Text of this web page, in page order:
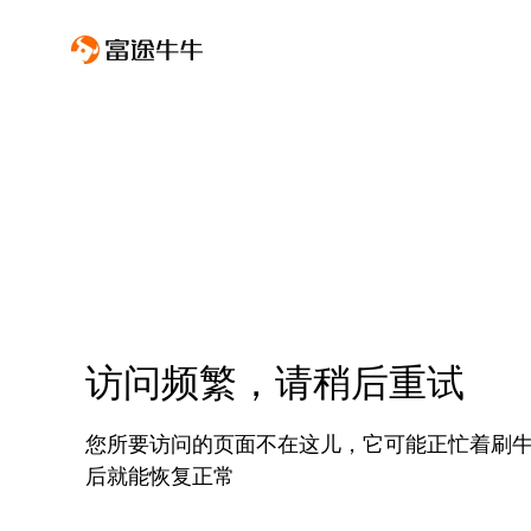
访问频繁，请稍后重试
您所要访问的页面不在这儿，它可能正忙着刷
后就能恢复正常